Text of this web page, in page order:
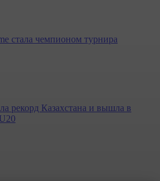
стала чемпионом турнира
рекорд Казахстана и вышла в